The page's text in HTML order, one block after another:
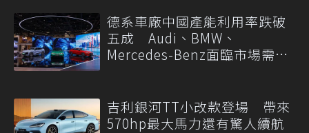
德系車廠中國產能利用率跌破
五成 Audi、BMW、
Mercedes-Benz面臨市場需求
吉利銀河TT小改款登場 帶來
570hp最大馬力還有驚人續航